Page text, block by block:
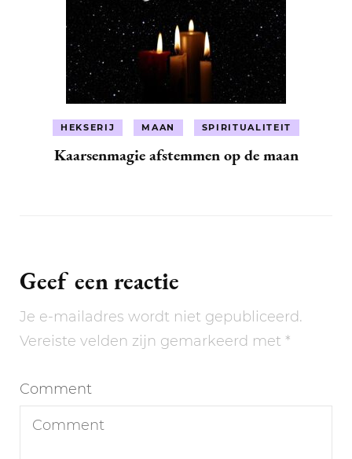
HEKSERIJ MAAN SPIRITUALITEIT
Kaarsenmagie afstemmen op de maan
Geef een reactie
Je e-mailadres wordt niet gepubliceerd.
Vereiste velden zijn gemarkeerd met *
Comment